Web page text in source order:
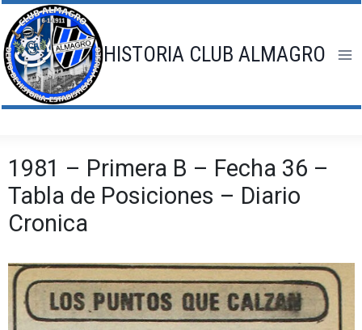
Saltar
al
contenido
HISTORIA CLUB ALMAGRO
1981 – Primera B – Fecha 36 –
Tabla de Posiciones – Diario
Cronica